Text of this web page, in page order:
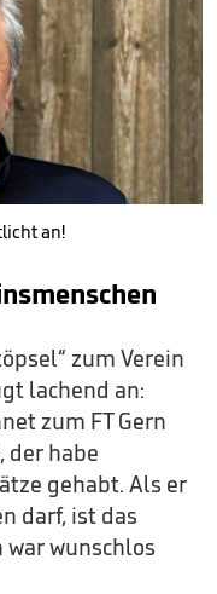
an!
zum Verein
lachend an:
zum FT Gern
der habe
gehabt. Als er
darf, ist das
war wunschlos